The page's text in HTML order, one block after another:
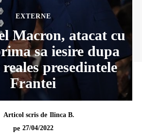
EXTERNE
Macron, atacat cu
sa iesire dupa
presedintele
Frantei
Articol scris de Ilinca B.
pe 27/04/2022